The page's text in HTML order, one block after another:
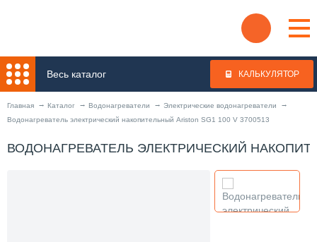
Весь каталог КАЛЬКУЛЯТОР
Главная Каталог Водонагреватели
Электрические водонагреватели
Водонагреватель электрический накопительный Ariston SG1 100 V 3700513
ВОДОНАГРЕВАТЕЛЬ ЭЛЕКТРИЧЕСКИЙ